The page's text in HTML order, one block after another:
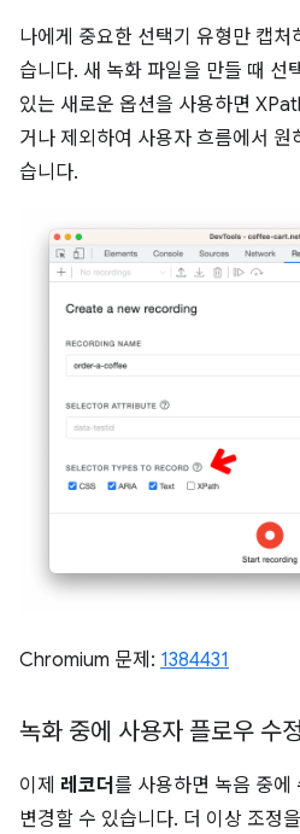
나에게 중요한 선택기 유형만 캡
습니다. 새 녹화 파일을 만들 때 선
있는 새로운 옵션을 사용하면
거나 제외하여 사용자 흐름에서
습니다.
Chromium 문제: 1384431
녹화 중에 사용자 플로우 수정
이제 레코더 를 사용하면 녹음 중에
변경할 수 있습니다. 더 이상 조정